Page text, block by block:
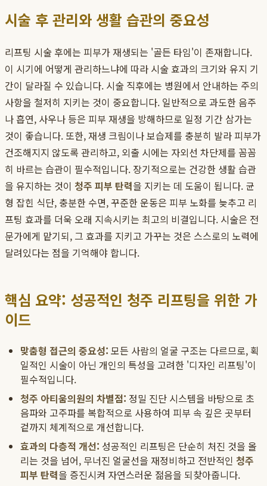
시술 후 관리와 생활 습관의 중요성
리프팅 시술 후에는 피부가 재생되는 '골든 타임'이 존재합니다.
이 시기에 어떻게 관리하느냐에 따라 시술 효과의 크기와 유지 기
간이 달라질 수 있습니다. 시술 직후에는 병원에서 안내하는 주의
사항을 철저히 지키는 것이 중요합니다. 일반적으로 과도한 음주
나 흡연, 사우나 등은 피부 재생을 방해하므로 일정 기간 삼가는
것이 좋습니다. 또한, 재생 크림이나 보습제를 충분히 발라 피부가
건조해지지 않도록 관리하고, 외출 시에는 자외선 차단제를 꼼꼼
히 바르는 습관이 필수적입니다. 장기적으로는 건강한 생활 습관
을 유지하는 것이 청주 피부 탄력을 지키는 데 도움이 됩니다. 균
형 잡힌 식단, 충분한 수면, 꾸준한 운동은 피부 노화를 늦추고 리
프팅 효과를 더욱 오래 지속시키는 최고의 비결입니다. 시술은 전
문가에게 맡기되, 그 효과를 지키고 가꾸는 것은 스스로의 노력에
달려있다는 점을 기억해야 합니다.
핵심 요약: 성공적인 청주 리프팅을 위한 가
이드
맞춤형 접근의 중요성: 모든 사람의 얼굴 구조는 다르므로, 획
일적인 시술이 아닌 개인의 특성을 고려한 '디자인 리프팅'이
필수적입니다.
청주 아티움의원의 차별점: 정밀 진단 시스템을 바탕으로 초
음파와 고주파를 복합적으로 사용하여 피부 속 깊은 곳부터
겉까지 체계적으로 개선합니다.
효과의 다층적 개선: 성공적인 리프팅은 단순히 처진 것을 올
리는 것을 넘어, 무너진 얼굴선을 재정비하고 전반적인 청주
피부 탄력을 증진시켜 자연스러운 젊음을 되찾아줍니다.